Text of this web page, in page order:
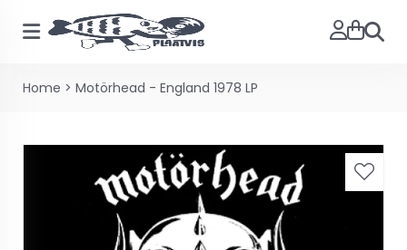
Home > Motörhead - England 1978 LP